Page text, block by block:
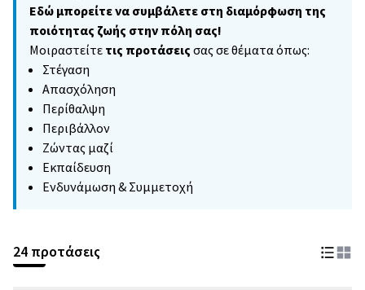
Εδώ μπορείτε να συμβάλετε στη διαμόρφωση της
ποιότητας ζωής στην πόλη σας!
Μοιραστείτε τις προτάσεις σας σε θέματα όπως:
Στέγαση
Απασχόληση
Περίθαλψη
Περιβάλλον
Ζώντας μαζί
Εκπαίδευση
Ενδυνάμωση & Συμμετοχή
24 προτάσεις